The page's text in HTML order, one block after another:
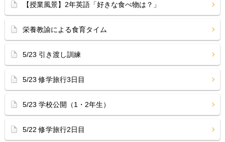
【授業風景】2年英語「好きな食べ物は？」
栄養教諭による食育タイム
5/23 引き渡し訓練
5/23 修学旅行3日目
5/23 学校公開（1・2年生）
5/22 修学旅行2日目